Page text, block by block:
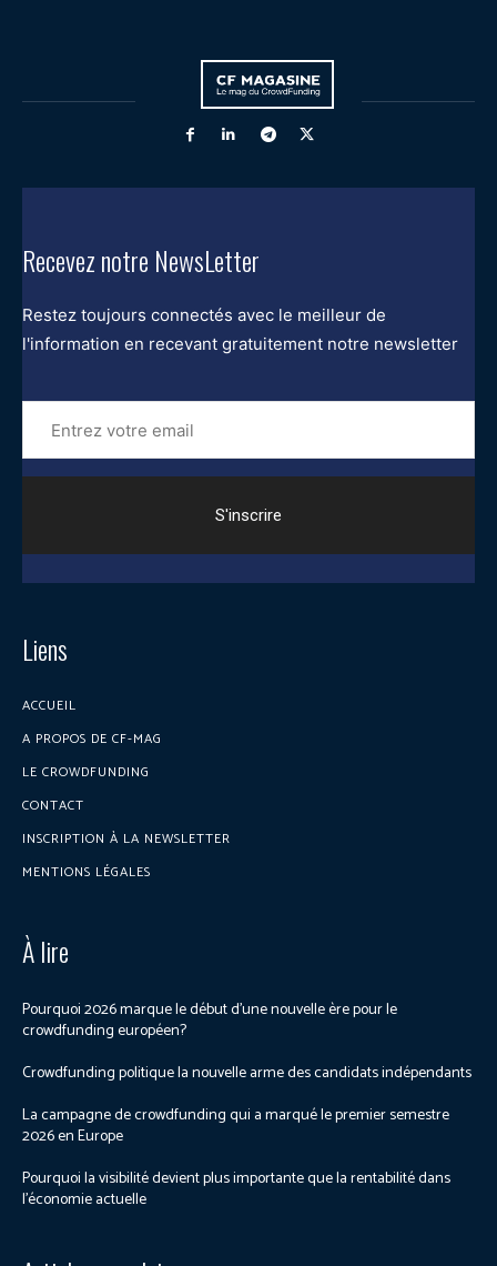
Recevez notre NewsLetter
Restez toujours connectés avec le meilleur de
l'information en recevant gratuitement notre newsletter
Entrez
votre
email
Liens
ACCUEIL
A PROPOS DE CF-MAG
LE CROWDFUNDING
CONTACT
INSCRIPTION À LA NEWSLETTER
MENTIONS LÉGALES
À lire
Pourquoi 2026 marque le début d’une nouvelle ère pour le
crowdfunding européen?
Crowdfunding politique la nouvelle arme des candidats indépendants
La campagne de crowdfunding qui a marqué le premier semestre
2026 en Europe
Pourquoi la visibilité devient plus importante que la rentabilité dans
l’économie actuelle